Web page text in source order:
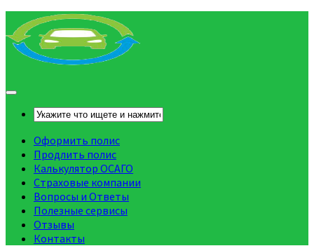
Оформить полис
Продлить полис
Калькулятор ОСАГО
Страховые компании
Вопросы и Ответы
Полезные сервисы
Отзывы
Контакты